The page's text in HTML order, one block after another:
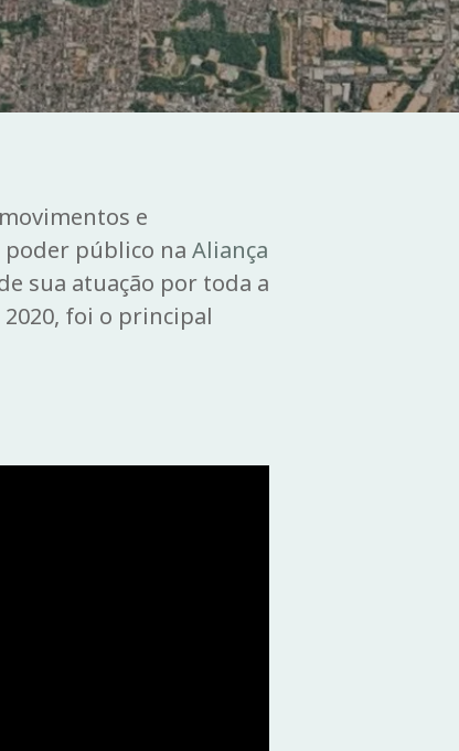
e
poder público na Aliança
sua atuação por toda a
foi o principal